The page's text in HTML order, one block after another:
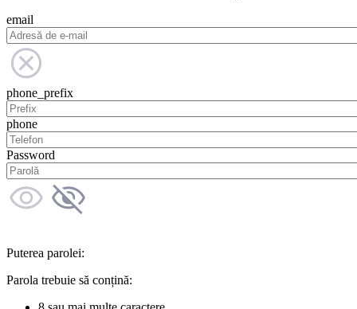
email
phone_prefix
phone
Password
Puterea parolei:
Parola trebuie să conțină: